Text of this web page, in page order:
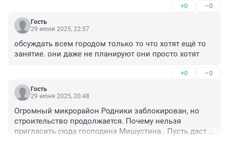
+0 –0
Гость
29 июня 2025, 22:57
обсуждать всем городом только то что хотят ещё то
занятие. они даже не планируют они просто хотят
+0 –0
Гость
29 июня 2025, 20:48
Огромный микрорайон Родники заблокирован, но
строительство продолжается. Почему нельзя
пригласить сюда господина Мишустина.. Пусть даст